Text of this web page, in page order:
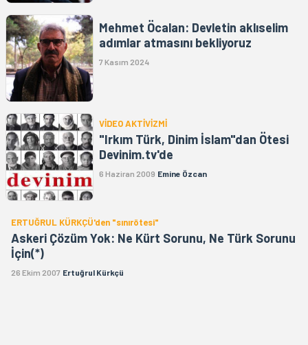
Mehmet Öcalan: Devletin aklıselim
adımlar atmasını bekliyoruz
7 Kasım 2024
VİDEO AKTİVİZMİ
"Irkım Türk, Dinim İslam"dan Ötesi
Devinim.tv'de
6 Haziran 2009 Emine Özcan
ERTUĞRUL KÜRKÇÜ'den "sınırötesi"
Askeri Çözüm Yok: Ne Kürt Sorunu, Ne Türk Sorunu
İçin(*)
26 Ekim 2007 Ertuğrul Kürkçü